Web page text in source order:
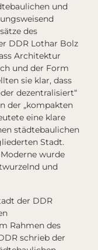
und
des
DDR Lothar Bolz
Architektur
und der Form
sie klar, dass
dezentralisiert“
der „kompakten
eine klare
städtebaulichen
Stadt.
wurde
und
der DDR
Rahmen des
schrieb der